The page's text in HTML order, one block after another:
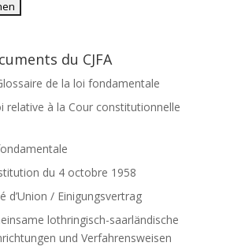
du CJFA
de la loi fondamentale
relative à la Cour constitutionnelle
du 4 octobre 1958
d’Union / Einigungsvertrag
lothringisch-saarländische
und Verfahrensweisen